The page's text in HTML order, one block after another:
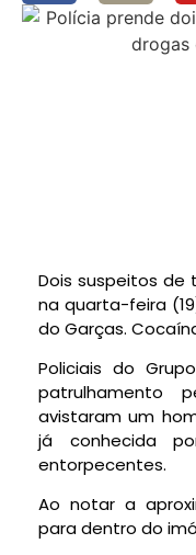
Dois suspeitos de
na quarta-feira
do Garças.
Policiais do
patrulhamento
avistaram um
já conhecida
entorpecentes.
Ao notar a
para dentro do